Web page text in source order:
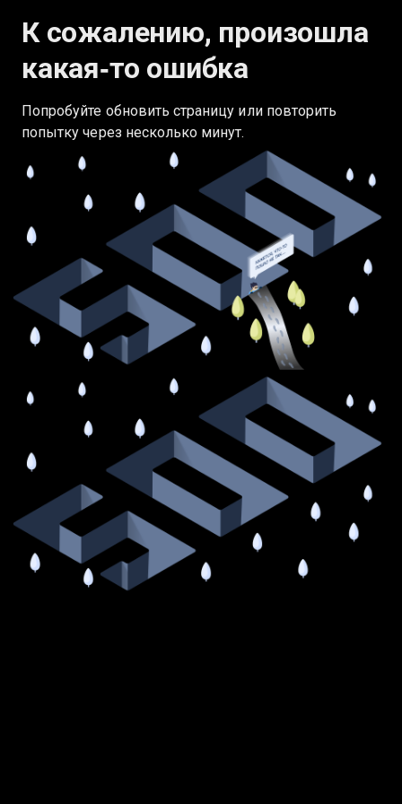
К сожалению, произошла
какая‑то ошибка
Попробуйте обновить страницу или повторить
попытку через несколько минут.